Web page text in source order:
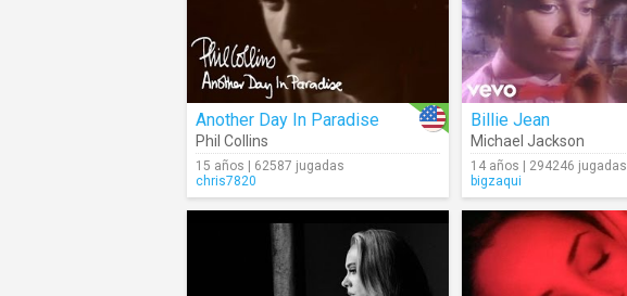
Another Day In Paradise
Phil Collins
15 años | 62587 jugadas
chris7820
Billie Jean
Michael Jackson
14 años | 294246 jugadas
bigzaqui